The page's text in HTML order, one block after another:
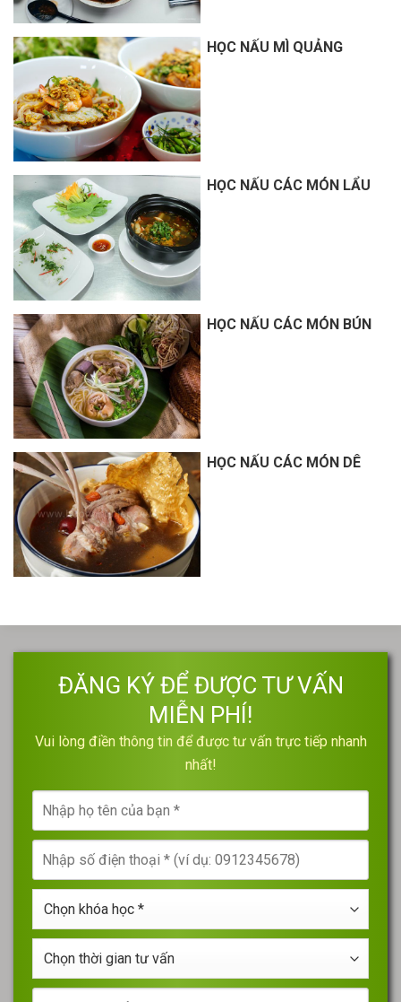
HỌC NẤU MÌ QUẢNG
HỌC NẤU CÁC MÓN LẨU
HỌC NẤU CÁC MÓN BÚN
HỌC NẤU CÁC MÓN DÊ
ĐĂNG KÝ ĐỂ ĐƯỢC TƯ VẤN
MIỄN PHÍ!
Vui lòng điền thông tin để được tư vấn trực tiếp nhanh
nhất!
họ
tên
của
bạn
*
số
điện
thoại
khóa
học
thời
gian